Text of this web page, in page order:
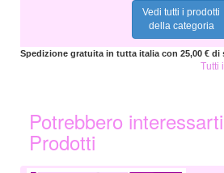
Vedi tutti i prodotti
della categoria
Spedizione gratuita in tutta italia con 25,00 € di
Tutti
Potrebbero
Prodotti
2,99 €